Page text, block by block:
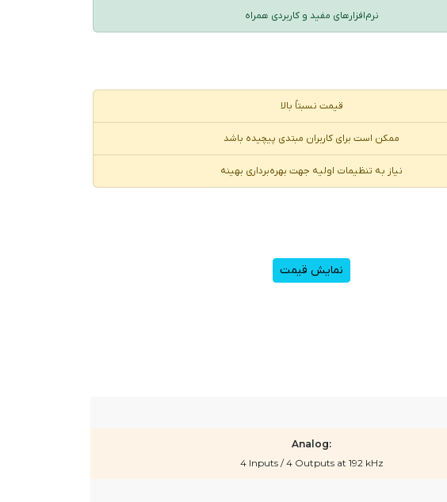
نرم‌افزارهای مفید و کاربردی همراه
قیمت نسبتاً بالا
ممکن است برای کاربران مبتدی پیچیده باشد
نیاز به تنظیمات اولیه جهت بهره‌برداری بهینه
نمایش قیمت
Analog:
4 Inputs / 4 Outputs at 192 kHz